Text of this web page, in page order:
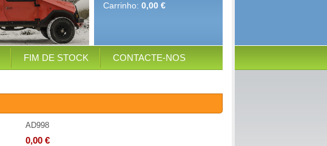
Carrinho: 0,00 €
FIM DE STOCK CONTACTE-NOS
AD998
0,00 €